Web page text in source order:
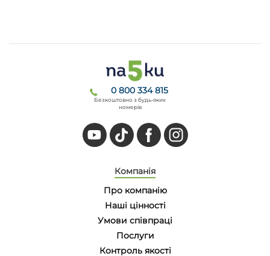
0 800 334 815
Безкоштовно з будь-яких
номерів
Компанія
Про компанію
Наші цінності
Умови співпраці
Послуги
Контроль якості